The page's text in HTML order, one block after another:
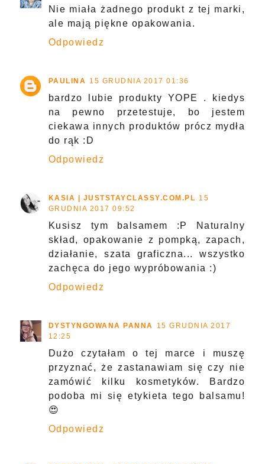
Nie miała żadnego produkt z tej marki,
ale mają piękne opakowania.
Odpowiedz
PAULINA 15 GRUDNIA 2017 01:36
bardzo lubie produkty YOPE . kiedys
na pewno przetestuje, bo jestem
ciekawa innych produktów prócz mydła
do rąk :D
Odpowiedz
KASIA | JUSTSTAYCLASSY.COM.PL 15
GRUDNIA 2017 09:52
Kusisz tym balsamem :P Naturalny
skład, opakowanie z pompką, zapach,
działanie, szata graficzna... wszystko
zachęca do jego wypróbowania :)
Odpowiedz
DYSTYNGOWANA PANNA
15 GRUDNIA 2017
12:25
Dużo czytałam o tej marce i muszę
przyznać, że zastanawiam się czy nie
zamówić kilku kosmetyków. Bardzo
podoba mi się etykieta tego balsamu!
😍
Odpowiedz